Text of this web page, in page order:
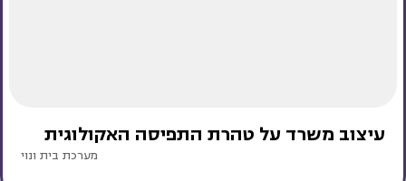
עיצוב משרד על טהרת התפיסה האקולוגית
מערכת בית ונוי